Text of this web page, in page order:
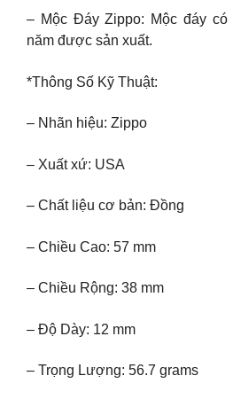
– Mộc Đáy Zippo: Mộc đáy có
năm được sản xuất.
*Thông Số Kỹ Thuật:
– Nhãn hiệu: Zippo
– Xuất xứ: USA
– Chất liệu cơ bản: Đồng
– Chiều Cao: 57 mm
– Chiều Rộng: 38 mm
– Độ Dày: 12 mm
– Trọng Lượng: 56.7 grams